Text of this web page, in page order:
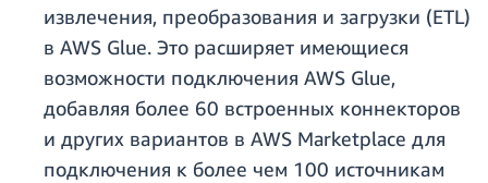
извлечения, преобразования и загрузки (ETL)
в AWS Glue. Это расширяет имеющиеся
возможности подключения AWS Glue,
добавляя более 60 встроенных коннекторов
и других вариантов в AWS Marketplace для
подключения к более чем 100 источникам